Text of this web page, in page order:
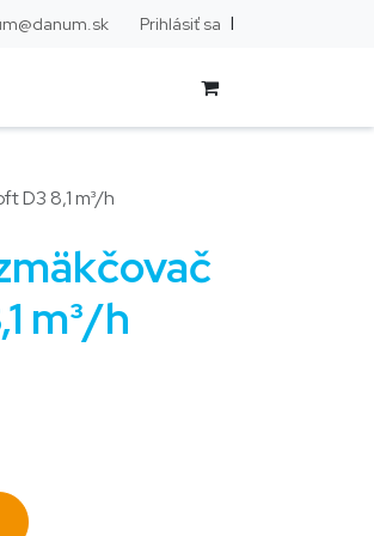
Prihlásiť sa l
D3 8,1 m³/h
m³/h